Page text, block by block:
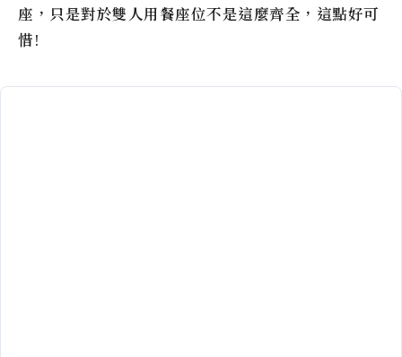
座，只是對於雙人用餐座位不是這麼齊全，這點好可
惜!